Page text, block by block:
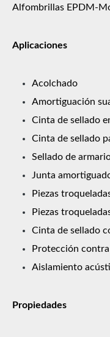
Alfombrillas EPDM-
Aplicaciones
Acolchado
Amortiguación
Cinta de sellado
Cinta de sellado
Sellado de
Junta
Piezas
Piezas
Cinta de sellado
Protección
Aislamiento
Propiedades